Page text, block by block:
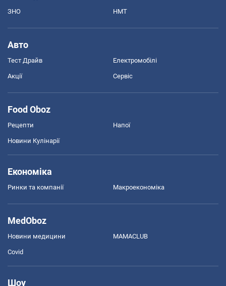
ЗНО НМТ
Авто
Тест Драйв Електромобілі
Акції Сервіс
Food Oboz
Рецепти Напої
Новини Кулінарії
Економіка
Ринки та компанії Макроекономіка
MedOboz
Новини медицини MAMACLUB
Covid
Шоу